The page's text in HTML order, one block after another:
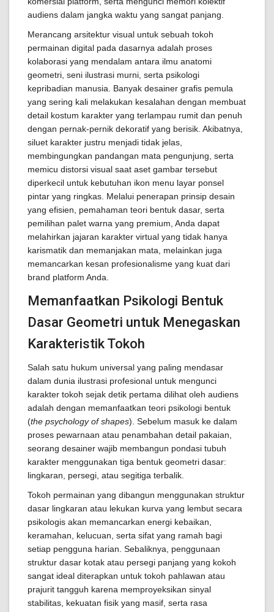
audiens dalam jangka waktu yang sangat panjang.
Merancang arsitektur visual untuk sebuah tokoh
permainan digital pada dasarnya adalah proses
kolaborasi yang mendalam antara ilmu anatomi
geometri, seni ilustrasi murni, serta psikologi
kepribadian manusia. Banyak desainer grafis pemula
yang sering kali melakukan kesalahan dengan membuat
detail kostum karakter yang terlampau rumit dan penuh
dengan pernak-pernik dekoratif yang berisik. Akibatnya,
siluet karakter justru menjadi tidak jelas,
membingungkan pandangan mata pengunjung, serta
memicu distorsi visual saat aset gambar tersebut
diperkecil untuk kebutuhan ikon menu layar ponsel
pintar yang ringkas. Melalui penerapan prinsip desain
yang efisien, pemahaman teori bentuk dasar, serta
pemilihan palet warna yang premium, Anda dapat
melahirkan jajaran karakter virtual yang tidak hanya
karismatik dan memanjakan mata, melainkan juga
memancarkan kesan profesionalisme yang kuat dari
brand platform Anda.
Memanfaatkan Psikologi Bentuk
Dasar Geometri untuk Menegaskan
Karakteristik Tokoh
Salah satu hukum universal yang paling mendasar
dalam dunia ilustrasi profesional untuk mengunci
karakter tokoh sejak detik pertama dilihat oleh audiens
adalah dengan memanfaatkan teori psikologi bentuk
(the psychology of shapes). Sebelum masuk ke dalam
proses pewarnaan atau penambahan detail pakaian,
seorang desainer wajib membangun pondasi tubuh
karakter menggunakan tiga bentuk geometri dasar:
lingkaran, persegi, atau segitiga terbalik.
Tokoh permainan yang dibangun menggunakan struktur
dasar lingkaran atau lekukan kurva yang lembut secara
psikologis akan memancarkan energi kebaikan,
keramahan, kelucuan, serta sifat yang ramah bagi
setiap pengguna harian. Sebaliknya, penggunaan
struktur dasar kotak atau persegi panjang yang kokoh
sangat ideal diterapkan untuk tokoh pahlawan atau
prajurit tangguh karena memproyeksikan sinyal
stabilitas, kekuatan fisik yang masif, serta rasa